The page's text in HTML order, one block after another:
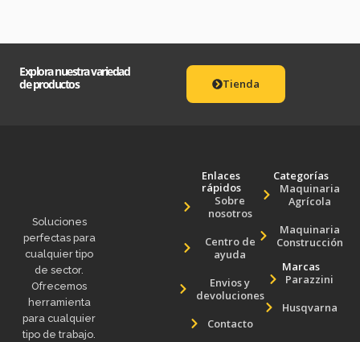
Explora nuestra variedad
de productos
Tienda
Soluciones
perfectas para
cualquier tipo
de sector.
Ofrecemos
herramienta
para cualquier
tipo de trabajo.
Enlaces
rápidos
Sobre
nosotros
Centro de
ayuda
Envios y
devoluciones
Contacto
Categorías
Maquinaria
Agrícola
Maquinaria
Construcción
Marcas
Parazzini
Husqvarna